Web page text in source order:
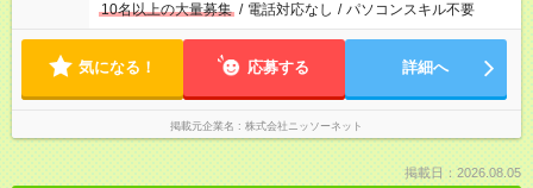
10名以上の大量募集 / 電話対応なし / パソコンスキル不要
気になる！ 応募する 詳細へ
掲載元企業名 株式会社ニッソーネット
掲載日：2026.08.05